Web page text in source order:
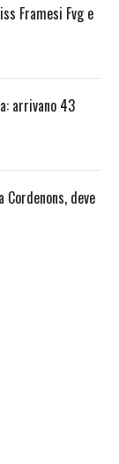
Framesi Fvg e
arrivano 43
deve